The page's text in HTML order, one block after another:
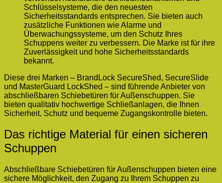
Schlüsselsysteme, die den neuesten
Sicherheitsstandards entsprechen. Sie bieten auch
zusätzliche Funktionen wie Alarme und
Überwachungssysteme, um den Schutz Ihres
Schuppens weiter zu verbessern. Die Marke ist für ihre
Zuverlässigkeit und hohe Sicherheitsstandards
bekannt.
Diese drei Marken – BrandLock SecureShed, SecureSlide
und MasterGuard LockShed – sind führende Anbieter von
abschließbaren Schiebetüren für Außenschuppen. Sie
bieten qualitativ hochwertige Schließanlagen, die Ihnen
Sicherheit, Schutz und bequeme Zugangskontrolle bieten.
Das richtige Material für einen sicheren
Schuppen
Abschließbare Schiebetüren für Außenschuppen bieten eine
sichere Möglichkeit, den Zugang zu Ihrem Schuppen zu